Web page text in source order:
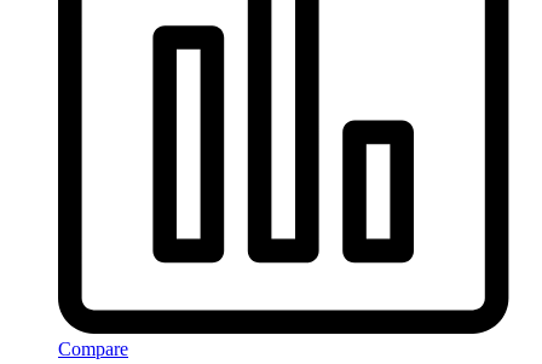
Compare